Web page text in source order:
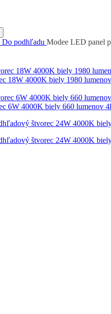
Do podhľadu Modee LED panel
18W 4000K biely 1980
6W 4000K biely 660 lumenov